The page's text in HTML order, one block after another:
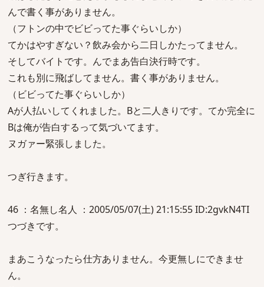
んで書く事がありません。
（フトンの中でビビってた事ぐらいしか）
てかはやすぎない？飲み会から二日しかたってません。
そしてバイトです。んでまあ告白決行時です。
これも別に飛ばしてません。書く事がありません。
（ビビってた事ぐらいしか）
Aが人払いしてくれました。Bと二人きりです。てか完全に
Bは俺が告白するって気づいてます。
ヌガァー緊張しました。
つぎ行きます。
46 ：名無し名人 ：2005/05/07(土) 21:15:55 ID:2gvkN4TI
つづきです。
まあこうなったら仕方ありません。今更無しにできませ
ん。